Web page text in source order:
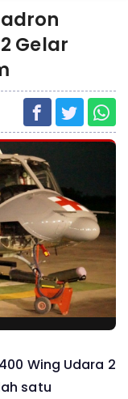
Gelar
Wing Udara 2
satu